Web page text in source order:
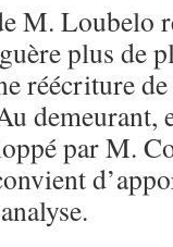
M. Loubelo
plus de
réécriture
demeurant,
par M.